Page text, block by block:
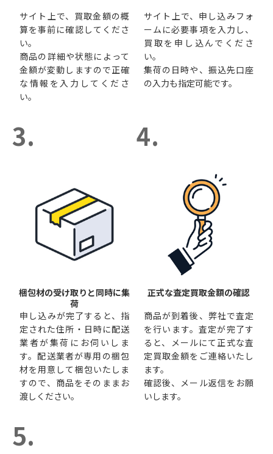
サイト上で、買取金額の概
算を事前に確認してくださ
い。
商品の詳細や状態によって
金額が変動しますので正確
な情報を入力してくださ
い。
サイト上で、申し込みフォ
ームに必要事項を入力し、
買取を申し込んでくださ
い。
集荷の日時や、振込先口座
の入力も指定可能です。
3.
梱包材の受け取りと同時に集
荷
申し込みが完了すると、指
定された住所・日時に配送
業者が集荷にお伺いしま
す。配送業者が専用の梱包
材を用意して梱包いたしま
すので、商品をそのままお
渡しください。
4.
正式な査定買取金額の確認
商品が到着後、弊社で査定
を行います。査定が完了す
ると、メールにて正式な査
定買取金額をご連絡いたし
ます。
確認後、メール返信をお願
いします。
5.